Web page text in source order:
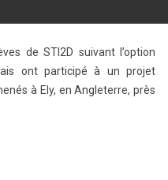
de STI2D suivant l’option
ont participé à un projet
à Ely, en Angleterre, près